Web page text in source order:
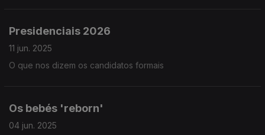
Presidenciais 2026
11 jun. 2025
O que nos dizem os candidatos formais
Os bebés 'reborn'
04 jun. 2025